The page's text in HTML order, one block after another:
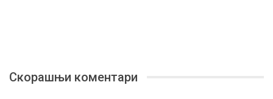
Скорашњи коментари